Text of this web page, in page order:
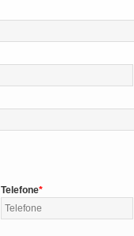
Telefone